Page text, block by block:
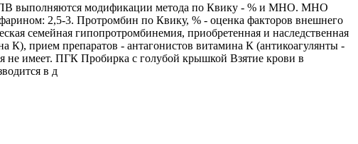
ПВ выполняются модификации метода по Квику - % и МНО. МНО
2,5-3. Протромбин по Квику, % - оценка факторов внешнего
семейная гипопротромбинемия, приобретенная и наследственная
прием препаратов - антагонистов витамина К (антикоагулянты -
не имеет. ПГК Пробирка с голубой крышкой Взятие крови в
в д